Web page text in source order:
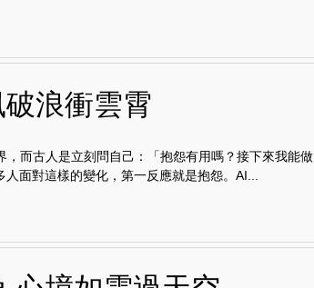
浪衝雲霄
而古人是立刻問自己：「抱怨有用嗎？接下來我能做
面對這樣的變化，第一反應就是抱怨。AI...